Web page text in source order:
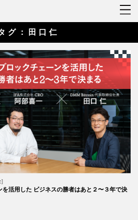
グ：田口仁
]
活用した ビジネスの勝者はあと２〜３年で決